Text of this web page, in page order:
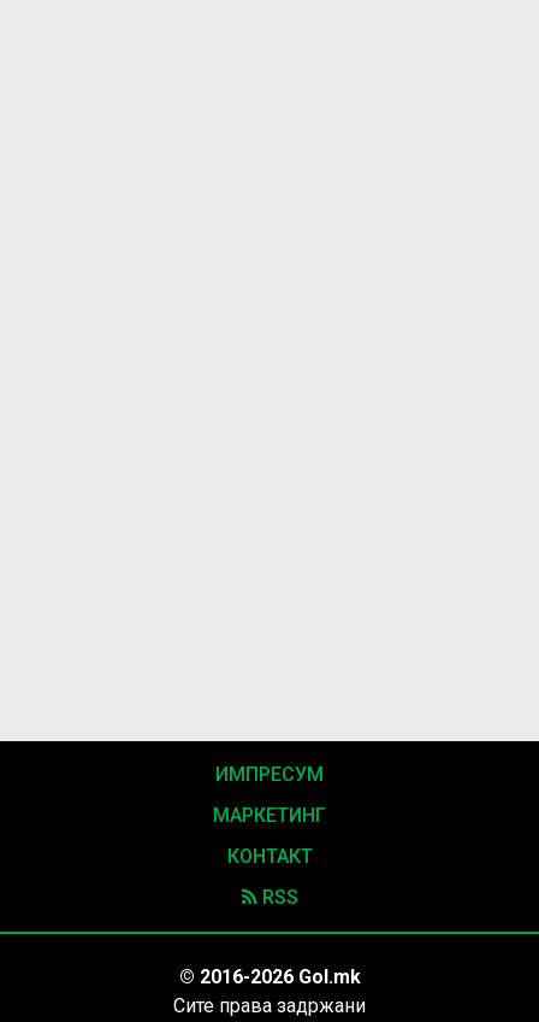
ИМПРЕСУМ
МАРКЕТИНГ
КОНТАКТ
RSS
© 2016-2026 Gol.mk
Сите права задржани